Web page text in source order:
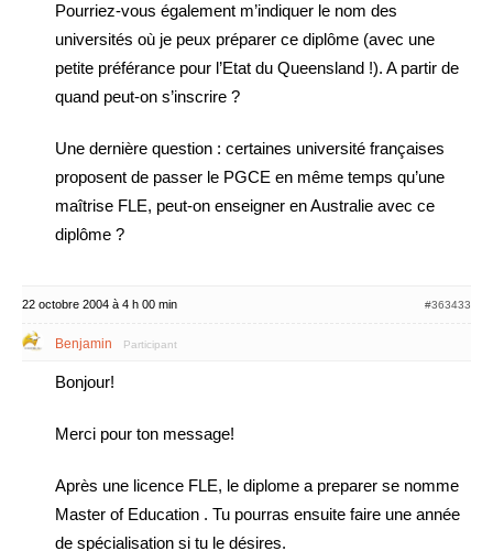
Pourriez-vous également m’indiquer le nom des
universités où je peux préparer ce diplôme (avec une
petite préférance pour l’Etat du Queensland !). A partir de
quand peut-on s’inscrire ?
Une dernière question : certaines université françaises
proposent de passer le PGCE en même temps qu’une
maîtrise FLE, peut-on enseigner en Australie avec ce
diplôme ?
22 octobre 2004 à 4 h 00 min #363433
Benjamin Participant
Bonjour!
Merci pour ton message!
Après une licence FLE, le diplome a preparer se nomme
Master of Education . Tu pourras ensuite faire une année
de spécialisation si tu le désires.